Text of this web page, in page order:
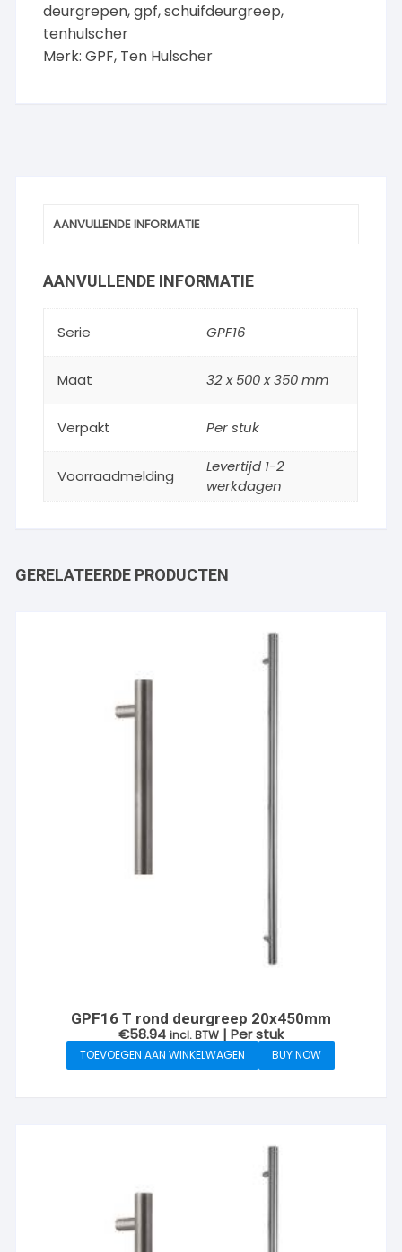
deurgrepen,gpf,schuifdeurgreep,
tenhulscher
Merk:GPF, Ten Hulscher
AANVULLENDE INFORMATIE
AANVULLENDE INFORMATIE
Serie GPF16
Maat 32 x 500 x 350 mm
Verpakt Per stuk
Voorraadmelding
Levertijd 1-2
werkdagen
GERELATEERDE PRODUCTEN
GPF16 T rond deurgreep 20x450mm
€58.94 incl. BTW | Per stuk
TOEVOEGEN AAN WINKELWAGEN BUY NOW